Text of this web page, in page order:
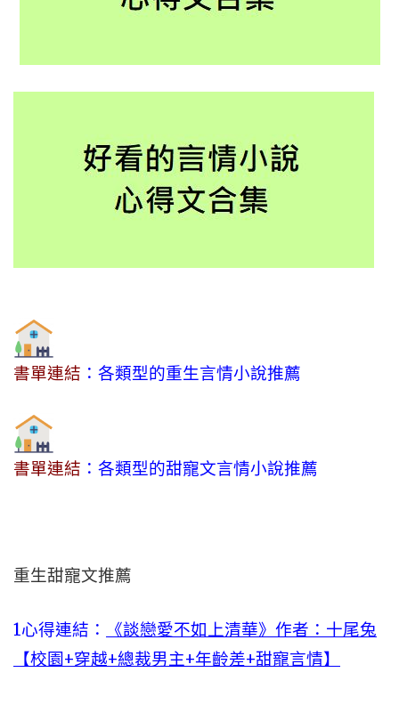
書單連結 ：各類型的重生言情小說推薦
書單連結 ：各類型的甜寵文言情小說推薦
重生甜寵文推薦
1心得連結：
《談戀愛不如上清華》作者：十尾兔
【校園+穿越+總裁男主+年齡差+甜寵言情】